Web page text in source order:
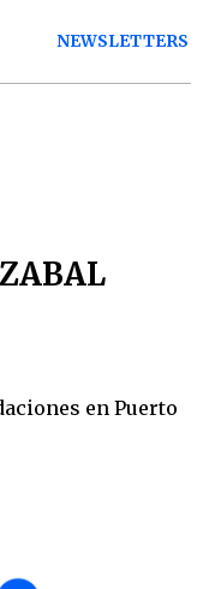
NEWSLETTERS